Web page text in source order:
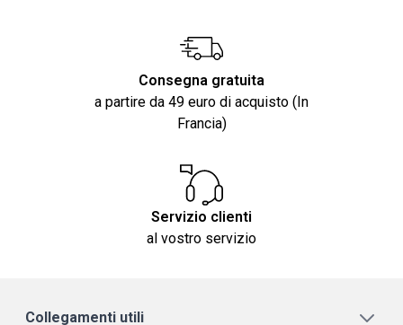
Consegna gratuita
a partire da 49 euro di acquisto (In
Francia)
Servizio clienti
al vostro servizio
Collegamenti utili